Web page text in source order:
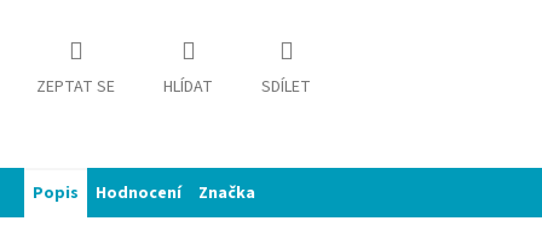
ZEPTAT SE HLÍDAT SDÍLET
Popis Hodnocení Značka